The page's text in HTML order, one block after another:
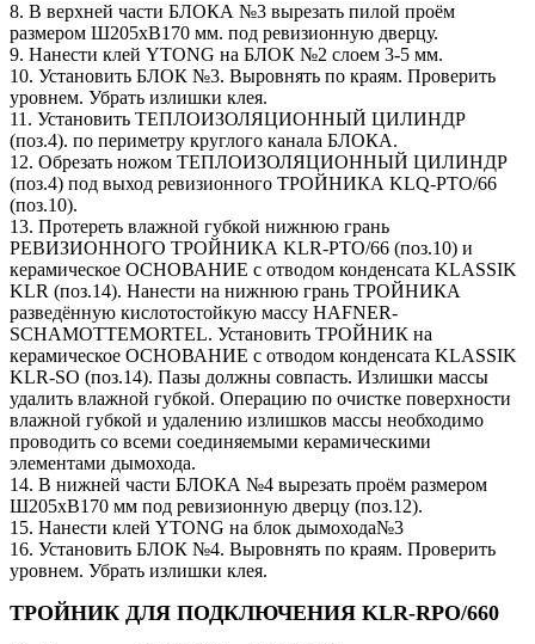
8. В верхней части БЛОКА №3 вырезать пилой проём
размером Ш205хВ170 мм. под ревизионную дверцу.
9. Нанести клей YTONG на БЛОК №2 слоем 3-5 мм.
10. Установить БЛОК №3. Выровнять по краям. Проверить
уровнем. Убрать излишки клея.
11. Установить ТЕПЛОИЗОЛЯЦИОННЫЙ ЦИЛИНДР
(поз.4). по периметру круглого канала БЛОКА.
12. Обрезать ножом ТЕПЛОИЗОЛЯЦИОННЫЙ ЦИЛИНДР
(поз.4) под выход ревизионного ТРОЙНИКА KLQ-PTO/66
(поз.10).
13. Протереть влажной губкой нижнюю грань
РЕВИЗИОННОГО ТРОЙНИКА KLR-PTO/66 (поз.10) и
керамическое ОСНОВАНИЕ с отводом конденсата KLASSIK
KLR (поз.14). Нанести на нижнюю грань ТРОЙНИКА
разведённую кислотостойкую массу HAFNER-
SCHAMOTTEMORTEL. Установить ТРОЙНИК на
керамическое ОСНОВАНИЕ с отводом конденсата KLASSIK
KLR-SO (поз.14). Пазы должны совпасть. Излишки массы
удалить влажной губкой. Операцию по очистке поверхности
влажной губкой и удалению излишков массы необходимо
проводить со всеми соединяемыми керамическими
элементами дымохода.
14. В нижней части БЛОКА №4 вырезать проём размером
Ш205хВ170 мм под ревизионную дверцу (поз.12).
15. Нанести клей YTONG на блок дымохода№3
16. Установить БЛОК №4. Выровнять по краям. Проверить
уровнем. Убрать излишки клея.
ТРОЙНИК ДЛЯ ПОДКЛЮЧЕНИЯ KLR-RPO/660